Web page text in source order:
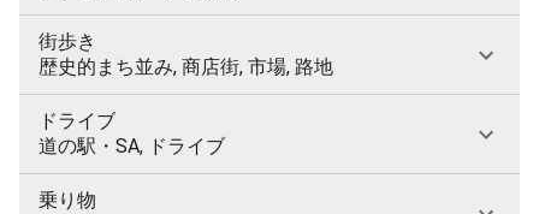
街歩き
歴史的まち並み, 商店街, 市場, 路地
ドライブ
道の駅・SA, ドライブ
乗り物